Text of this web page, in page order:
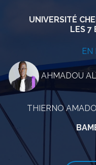
UNIVERSITÉ
LES 7
EN
AHMADOU
THIERNO